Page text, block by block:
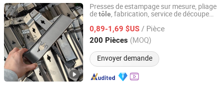
Presses de estampage sur mesure, pliage
detôle, fabrication, service de découpe
0,89-1,69 $US / Pièce
200 Pièces (MOQ)
Envoyer demande
Qingdao Zehan Machinery Manufacturing Co., Ltd.
Shandong, China Depuis 2025